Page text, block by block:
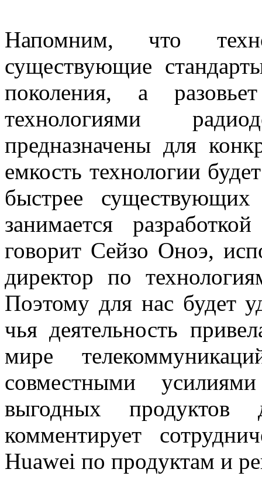
Напомним, что
существующие
поколения, а
технологиями
предназначены для
емкость технологии
быстрее
занимается
говорит Сейзо Оноэ,
директор по
Поэтому для нас будет
чья деятельность
мире
совместными
выгодных
комментирует
Huawei по продуктам и